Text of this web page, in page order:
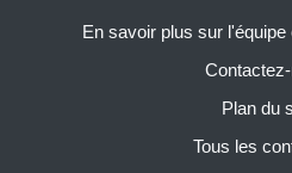
En savoir plus sur
Plan du
Tous les